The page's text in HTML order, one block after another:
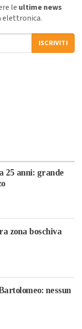
le ultime news
elettronica.
ISCRIVITI
25 anni: grande
zona boschiva
nessun